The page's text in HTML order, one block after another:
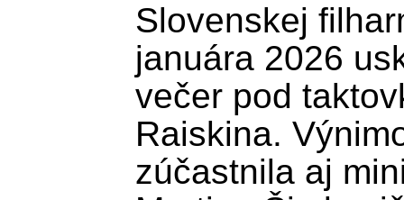
Slovenskej
januára 2026
večer pod
Raiskina.
zúčastnila aj